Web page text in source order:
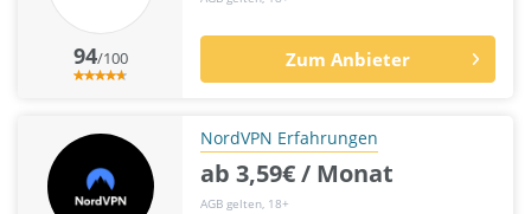
94/100 Zum Anbieter
NordVPN Erfahrungen
ab 3,59€ / Monat
AGB gelten, 18+